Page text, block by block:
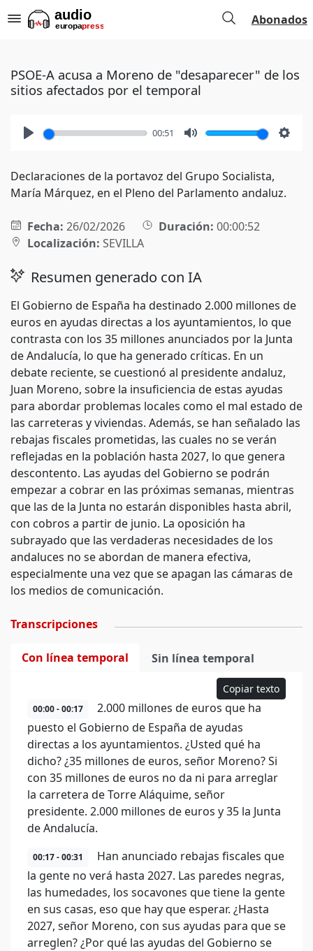
Abonados
PSOE-A acusa a Moreno de "desaparecer" de los
sitios afectados por el temporal
00:51
Declaraciones de la portavoz del Grupo Socialista,
María Márquez, en el Pleno del Parlamento andaluz.
Fecha: 26/02/2026 Duración: 00:00:52
Localización: SEVILLA
Resumen generado con IA
El Gobierno de España ha destinado 2.000 millones de
euros en ayudas directas a los ayuntamientos, lo que
contrasta con los 35 millones anunciados por la Junta
de Andalucía, lo que ha generado críticas. En un
debate reciente, se cuestionó al presidente andaluz,
Juan Moreno, sobre la insuficiencia de estas ayudas
para abordar problemas locales como el mal estado de
las carreteras y viviendas. Además, se han señalado las
rebajas fiscales prometidas, las cuales no se verán
reflejadas en la población hasta 2027, lo que genera
descontento. Las ayudas del Gobierno se podrán
empezar a cobrar en las próximas semanas, mientras
que las de la Junta no estarán disponibles hasta abril,
con cobros a partir de junio. La oposición ha
subrayado que las verdaderas necesidades de los
andaluces no se abordan de manera efectiva,
especialmente una vez que se apagan las cámaras de
los medios de comunicación.
Transcripciones
Con línea temporal Sin línea temporal
Copiar texto
00:00 - 00:17
2.000 millones de euros que ha
puesto el Gobierno de España de ayudas
directas a los ayuntamientos. ¿Usted qué ha
dicho? ¿35 millones de euros, señor Moreno? Si
con 35 millones de euros no da ni para arreglar
la carretera de Torre Aláquime, señor
presidente. 2.000 millones de euros y 35 la Junta
de Andalucía.
00:17 - 00:31
Han anunciado rebajas fiscales que
la gente no verá hasta 2027. Las paredes negras,
las humedades, los socavones que tiene la gente
en sus casas, eso que hay que esperar. ¿Hasta
2027, señor Moreno, con sus ayudas para que se
arreglen? ¿Por qué las ayudas del Gobierno se